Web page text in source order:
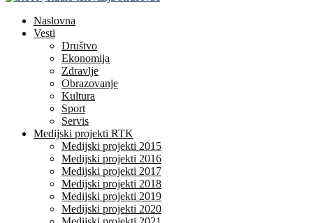
Naslovna
Vesti
Društvo
Ekonomija
Zdravlje
Obrazovanje
Kultura
Sport
Servis
Medijski projekti RTK
Medijski projekti 2015
Medijski projekti 2016
Medijski projekti 2017
Medijski projekti 2018
Medijski projekti 2019
Medijski projekti 2020